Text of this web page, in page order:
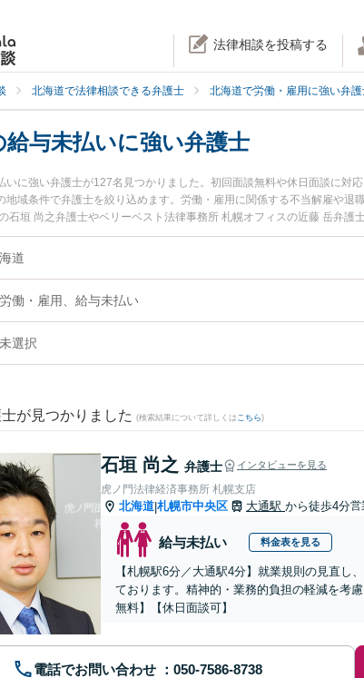
法律相談を投稿する
北海道で法律相談できる弁護士 北海道で労働・雇用に強い弁護
給与未払いに強い弁護士
いに強い弁護士が127名見つかりました。初回面談無料や休日面談に対
地域条件で弁護士を絞り込めます。労働・雇用に関係する不当解雇や
石垣 尚之弁護士やベリーベスト法律事務所 札幌オフィスの近藤 岳弁
す。『北海道で土日や夜間に発生した給与未払いのトラブルを今すぐ
料で給与未払いを法律相談できる北海道内の弁護士に相談予約したい』
道
労働・雇用、給与未払い
未選択
士が見つかりました (検索結果について詳しくは こちら)
石垣 尚之 弁護士 インタビューを見る
虎ノ門法律経済事務所 札幌支店
北海道|札幌市中央区 大通駅 から徒歩4分営
給与未払い 料金表を見る
【札幌駅6分／大通駅4分】就業規則の見直し
ております。精神的・業務的負担の軽減を考
無料】【休日面談可】
電話でお問い合わせ